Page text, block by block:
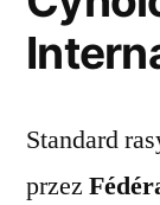
Standard
przez